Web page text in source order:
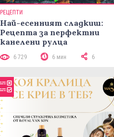
РЕЦЕПТИ
Най-есенният сладкиш:
Рецепта за перфектни
канелени рулца
6 729 6 мин 6